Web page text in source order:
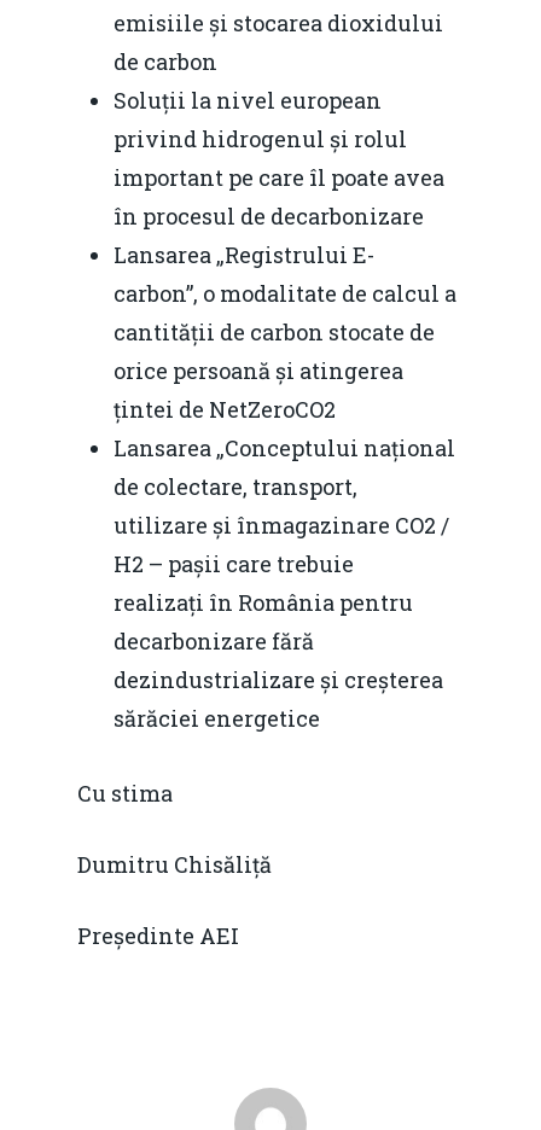
emisiile și stocarea dioxidului
de carbon
Soluții la nivel european
privind hidrogenul și rolul
important pe care îl poate avea
în procesul de decarbonizare
Lansarea „Registrului E-
carbon”, o modalitate de calcul a
cantității de carbon stocate de
orice persoană și atingerea
țintei de NetZeroCO2
Lansarea „Conceptului național
de colectare, transport,
utilizare și înmagazinare CO2 /
H2 – pașii care trebuie
realizați în România pentru
decarbonizare fără
dezindustrializare și creșterea
sărăciei energetice
Cu stima
Dumitru Chisăliță
Președinte AEI